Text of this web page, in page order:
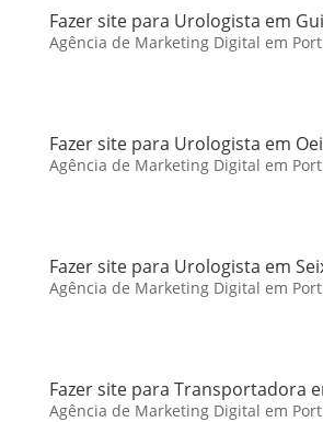
Fazer site para Urologista em
Agência de Marketing Digital em
Fazer site para Urologista em
Agência de Marketing Digital em
Fazer site para Urologista em
Agência de Marketing Digital em
Fazer site para Transportadora
Agência de Marketing Digital em